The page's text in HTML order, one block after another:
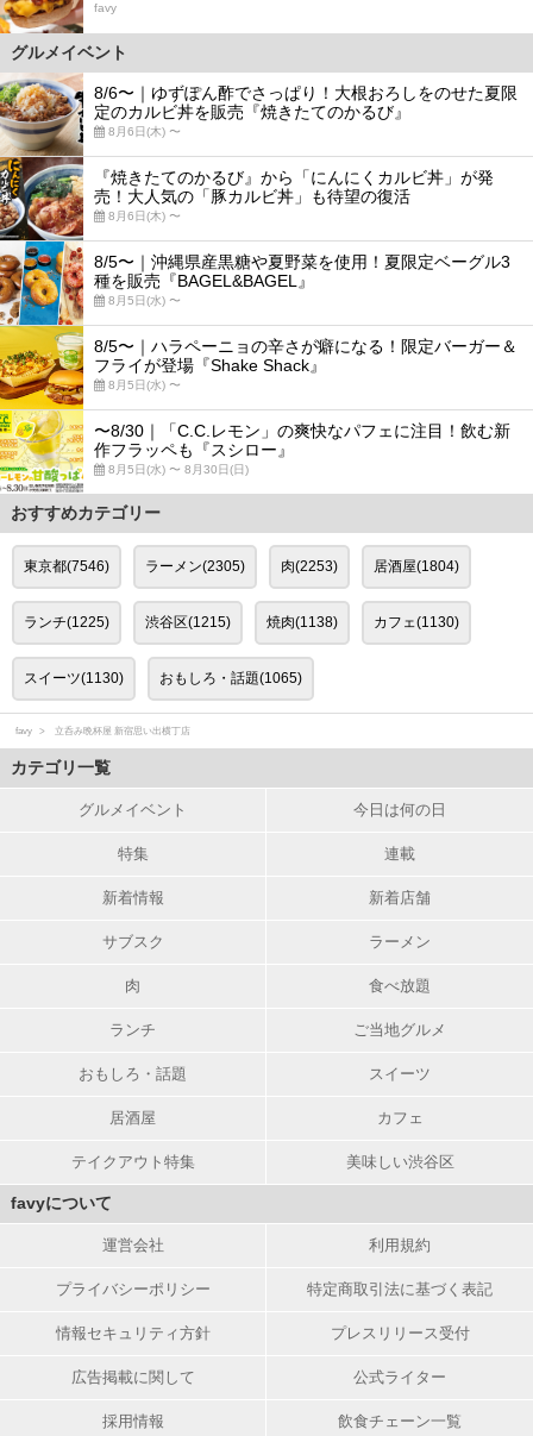
favy
グルメイベント
8/6〜｜ゆずぽん酢でさっぱり！大根おろしをのせた夏限
定のカルビ丼を販売『焼きたてのかるび』
8月6日(木) 〜
『焼きたてのかるび』から「にんにくカルビ丼」が発
売！大人気の「豚カルビ丼」も待望の復活
8月6日(木) 〜
8/5〜｜沖縄県産黒糖や夏野菜を使用！夏限定ベーグル3
種を販売『BAGEL&BAGEL』
8月5日(水) 〜
8/5〜｜ハラペーニョの辛さが癖になる！限定バーガー＆
フライが登場『Shake Shack』
8月5日(水) 〜
〜8/30｜「C.C.レモン」の爽快なパフェに注目！飲む新
作フラッペも『スシロー』
8月5日(水) 〜 8月30日(日)
おすすめカテゴリー
東京都(7546) ラーメン(2305) 肉(2253) 居酒屋(1804)
ランチ(1225) 渋谷区(1215) 焼肉(1138) カフェ(1130)
スイーツ(1130) おもしろ・話題(1065)
favy 立呑み晩杯屋 新宿思い出横丁店
カテゴリ一覧
グルメイベント 今日は何の日
特集 連載
新着情報 新着店舗
サブスク ラーメン
肉 食べ放題
ランチ ご当地グルメ
おもしろ・話題 スイーツ
居酒屋 カフェ
テイクアウト特集 美味しい渋谷区
favyについて
運営会社 利用規約
プライバシーポリシー 特定商取引法に基づく表記
情報セキュリティ方針 プレスリリース受付
広告掲載に関して 公式ライター
採用情報 飲食チェーン一覧